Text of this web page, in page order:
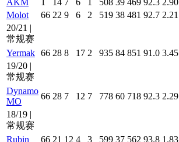
Molot
66 22 9 6 2 519 38 481 92.7 2.21
20/21 |
常规赛
Yermak 66 28 8 17 2 935 84 851 91.0 3.45
19/20 |
常规赛
Dynamo
MO
66 28 7 12 7 778 60 718 92.3 2.29
18/19 |
常规赛
Rubin
66 21 12 4 3 599 37 562 93.8 1.83